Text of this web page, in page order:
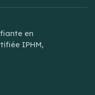
en
IPHM,